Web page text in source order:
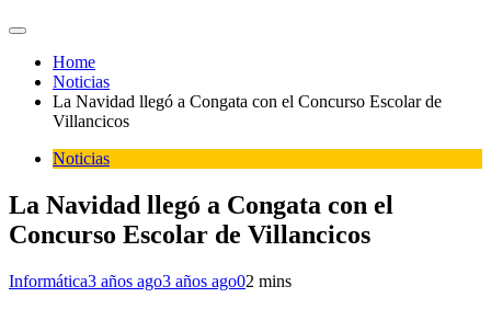
Home
Noticias
La Navidad llegó a Congata con el Concurso Escolar de
Villancicos
Noticias
La Navidad llegó a Congata con el
Concurso Escolar de Villancicos
Informática3 años ago3 años ago02 mins